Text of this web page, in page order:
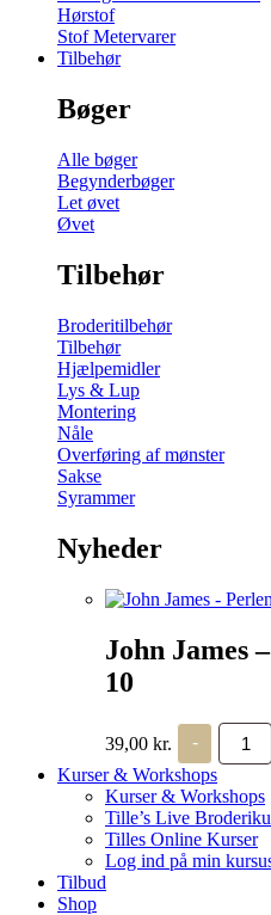
Hørstof
Stof Metervarer
Tilbehør
Bøger
Alle bøger
Begynderbøger
Let øvet
Øvet
Tilbehør
Broderitilbehør
Tilbehør
Hjælpemidler
Lys & Lup
Montering
Nåle
Overføring af mønster
Sakse
Syrammer
Nyheder
John James
10
39,00 kr. -
John
James
-
10
antal
Kurser & Workshops
Kurser & Workshops
Tille’s Live
Tilles Online Kurser
Log ind på min
Tilbud
Shop